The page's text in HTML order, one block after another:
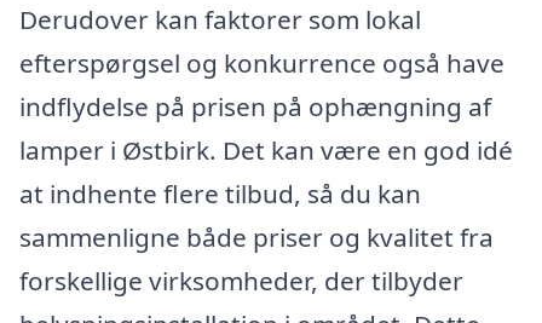
Derudover kan faktorer som lokal
efterspørgsel og konkurrence også have
indflydelse på prisen på ophængning af
lamper i Østbirk. Det kan være en god idé
at indhente flere tilbud, så du kan
sammenligne både priser og kvalitet fra
forskellige virksomheder, der tilbyder